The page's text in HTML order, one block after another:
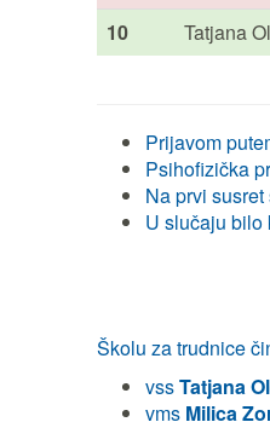
10
Tatjana
Prijavom
Psihofizička
Na prvi
U slučaju bilo
Školu za trudnice
vssTatjana
vms Milica